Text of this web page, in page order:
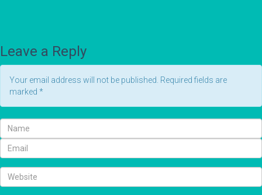
Leave a Reply
Your email address will not be published. Required fields are
marked *